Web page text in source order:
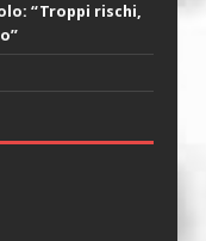
“Troppi rischi,